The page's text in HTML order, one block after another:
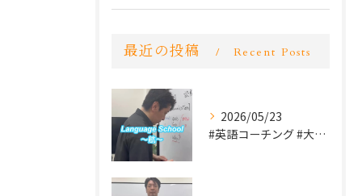
最近の投稿 Recent Posts
2026/05/23
#英語コーチング #大学受験 #英検